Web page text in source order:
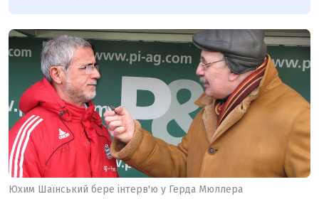
Юхим Шаїнський бере інтерв'ю у Герда Мюллера